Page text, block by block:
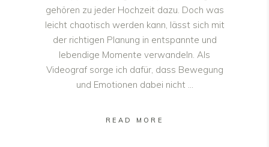
gehören zu jeder Hochzeit dazu. Doch was
leicht chaotisch werden kann, lässt sich mit
der richtigen Planung in entspannte und
lebendige Momente verwandeln. Als
Videograf sorge ich dafür, dass Bewegung
und Emotionen dabei nicht
READ MORE